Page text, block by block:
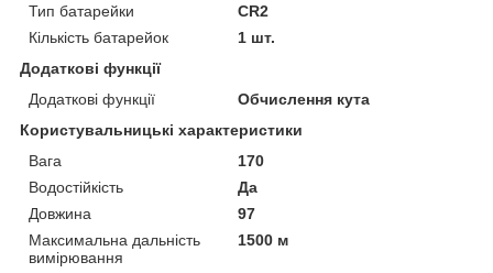
Тип батарейки
CR2
Кількість батарейок
1 шт.
Додаткові функції
Додаткові функції
Обчислення кута
Користувальницькі характеристики
Вага
170
Водостійкість
Да
Довжина
97
Максимальна дальність
вимірювання
1500 м